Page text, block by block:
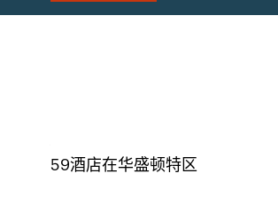
59酒店在华盛顿特区